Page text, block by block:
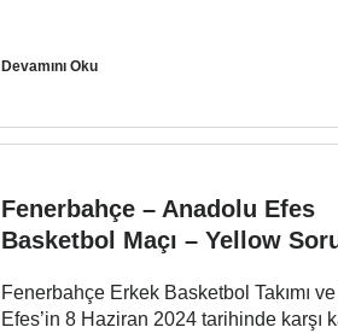
Devamını Oku
Fenerbahçe – Anadolu Efes
Basketbol Maçı – Yellow
Fenerbahçe Erkek Basketbol Takımı
Efes’in 8 Haziran 2024 tarihinde karşı